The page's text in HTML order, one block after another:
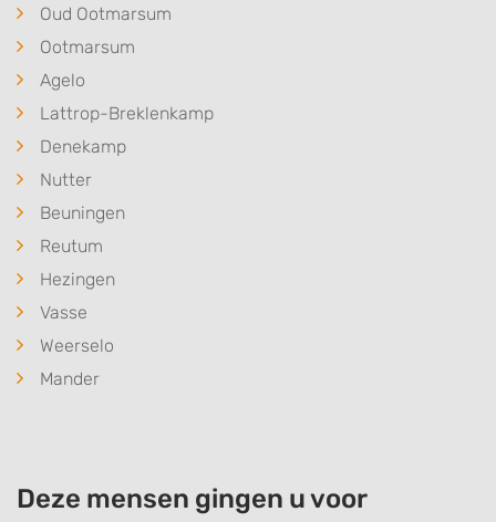
Oud Ootmarsum
Ootmarsum
Agelo
Lattrop-Breklenkamp
Denekamp
Nutter
Beuningen
Reutum
Hezingen
Vasse
Weerselo
Mander
Deze mensen gingen u voor